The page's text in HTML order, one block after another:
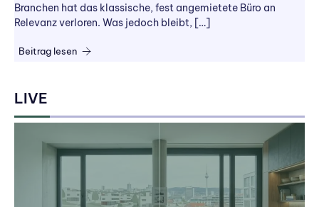
Branchen hat das klassische, fest angemietete Büro an
Relevanz verloren. Was jedoch bleibt, […]
Beitrag lesen
LIVE